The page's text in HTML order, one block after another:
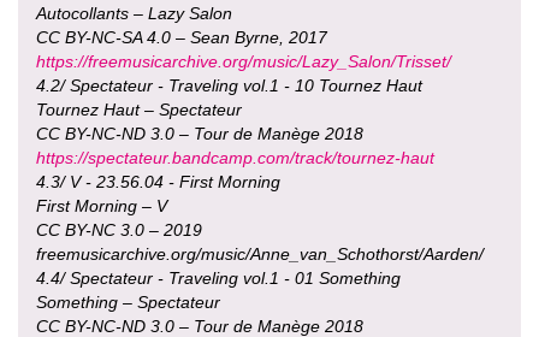
Autocollants – Lazy Salon
CC BY-NC-SA 4.0 – Sean Byrne, 2017
https://freemusicarchive.org/music/Lazy_Salon/Trisset/
4.2/ Spectateur - Traveling vol.1 - 10 Tournez Haut
Tournez Haut – Spectateur
CC BY-NC-ND 3.0 – Tour de Manège 2018
https://spectateur.bandcamp.com/track/tournez-haut
4.3/ V - 23.56.04 - First Morning
First Morning – V
CC BY-NC 3.0 – 2019
freemusicarchive.org/music/Anne_van_Schothorst/Aarden/
4.4/ Spectateur - Traveling vol.1 - 01 Something
Something – Spectateur
CC BY-NC-ND 3.0 – Tour de Manège 2018